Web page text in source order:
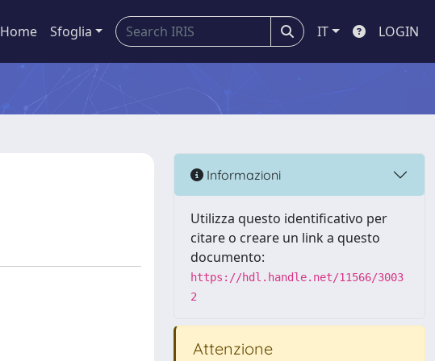
Home Sfoglia IT LOGIN
Informazioni
Utilizza questo identificativo per
citare o creare un link a questo
documento:
https://hdl.handle.net/11566/3003
2
Attenzione